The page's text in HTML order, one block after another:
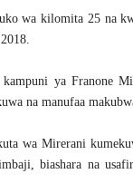
wa kilomita 25 na
ya Franone
na manufaa
wa Mirerani
biashara na